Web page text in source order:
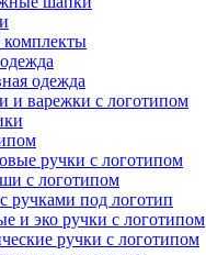
комплекты
одежда
и варежки с логотипом
ручки с логотипом
с логотипом
ручками под логотип
и эко ручки с логотипом
ручки с логотипом